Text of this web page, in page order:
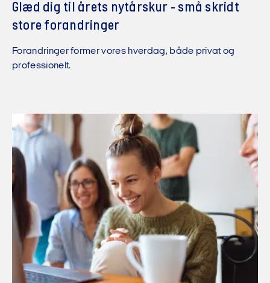
Glæd dig til årets nytårskur - små skridt
store forandringer
Forandringer former vores hverdag, både privat og
professionelt.